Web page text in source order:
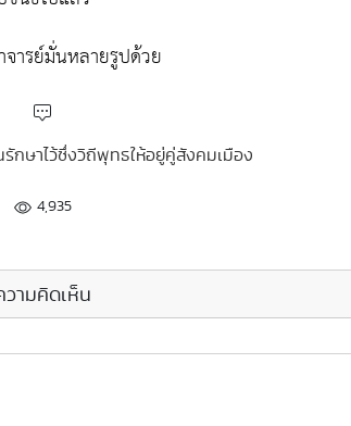
ารย์มั่นหลายรูปด้วย
กษาไว้ซึ่งวิถีพุทธให้อยู่คู่สังคมเมือง
4,935
วามคิดเห็น